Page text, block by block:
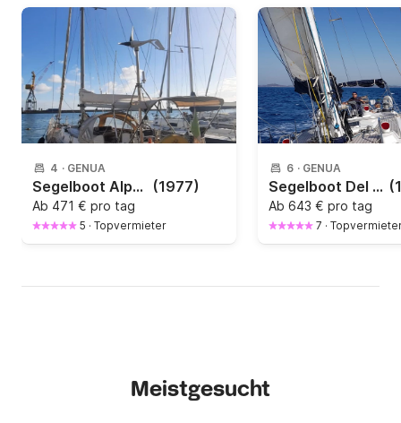
4 · GENUA
Segelboot Alpa 11.50 11.5m (1977)
Ab 471 € pro tag
5 · Topvermieter
6 · GENUA
Segelboot Del Pardo Grand Soleil 46 (14m, retrofitted 2022) 14m
Ab 643 € pro tag
7 ·
Meistgesucht